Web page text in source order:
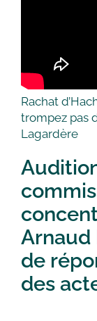
Rachat
trompez pas
Lagardère
Arnaud
de
des